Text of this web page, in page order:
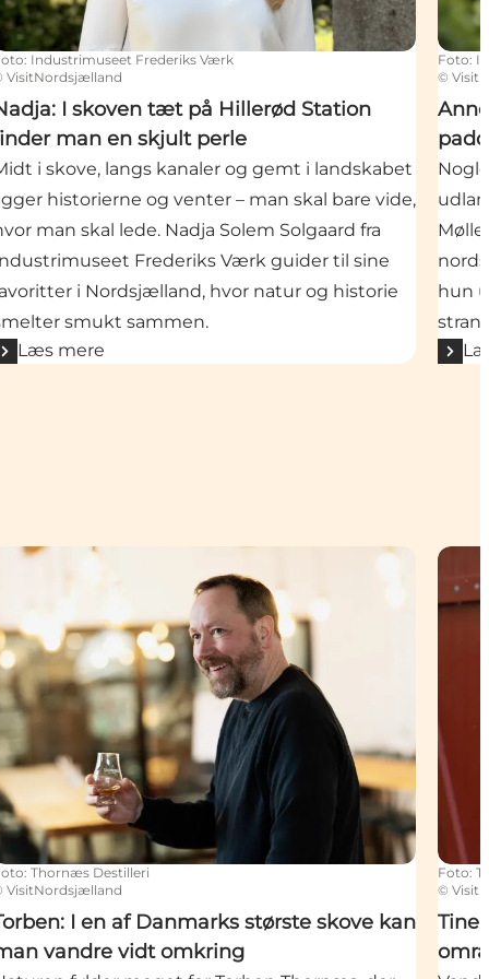
: Industrimuseet Frederiks Værk
VisitNordsjælland
I skoven tæt på Hillerød Station
man en skjult perle
i skove, langs kanaler og gemt i landskabet
historierne og venter – man skal bare vide,
man skal lede. Nadja Solem Solgaard fra
Frederiks Værk guider til sine
i Nordsjælland, hvor natur og historie
smukt sammen.
Læs mere
Foto:
©
hun
Torben: I en af Danmarks største skove kan man
: Thornæs Destilleri
VisitNordsjælland
I en af Danmarks største skove kan
vandre vidt omkring
Tine:
Foto:
©